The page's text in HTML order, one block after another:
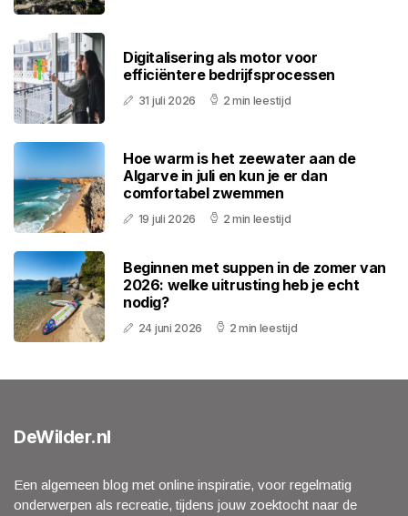
Digitalisering als motor voor
efficiëntere bedrijfsprocessen
31 juli 2026 2 min leestijd
Hoe warm is het zeewater aan de
Algarve in juli en kun je er dan
comfortabel zwemmen
19 juli 2026 2 min leestijd
Beginnen met suppen in de zomer van
2026: welke uitrusting heb je echt
nodig?
24 juni 2026 2 min leestijd
DeWilder.nl
Een algemeen blog met online inspiratie, voor regelmatig
onderwerpen als recreatie, tijdens jouw zoektocht naar de